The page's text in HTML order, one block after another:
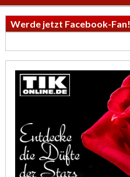
Werde jetzt Facebook-Fan!